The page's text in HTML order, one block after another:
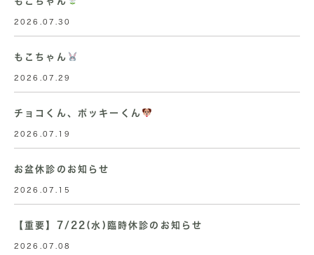
2026.07.30
もこちゃん
2026.07.29
チョコくん、ポッキーくん
2026.07.19
お盆休診のお知らせ
2026.07.15
【重要】7/22(水)臨時休診のお知らせ
2026.07.08